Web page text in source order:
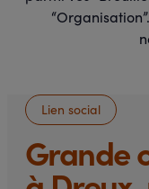
Lien social
Grande